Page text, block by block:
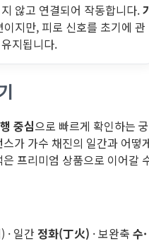
않고 연결되어 작동합니다.
지만, 피로 신호를 초기에 관
지됩니다.
중심으로 빠르게 확인하는 궁
가 가수 채진의 일간과 어떻
프리미엄 상품으로 이어갈
· 일간 정화(丁火) · 보완축 수·